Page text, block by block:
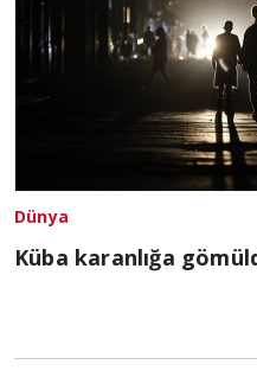
Dünya
Küba karanlığa